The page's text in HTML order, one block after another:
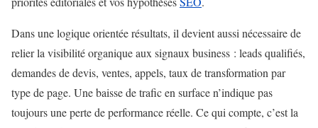
Dans une logique orientée résultats, il devient aussi nécessaire de
relier la visibilité organique aux signaux business : leads qualifiés,
demandes de devis, ventes, appels, taux de transformation par
type de page. Une baisse de trafic en surface n’indique pas
toujours une perte de performance réelle. Ce qui compte, c’est la